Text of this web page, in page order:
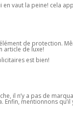
en vaut la peine! cela
de protection.
article de luxe!
est bien!
il n’y a pas de
mentionnons qu’il